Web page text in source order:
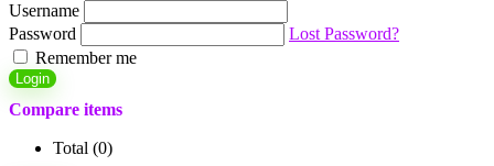
Username
Password
Lost Password?
Remember me
Login
Compare items
Total (0)